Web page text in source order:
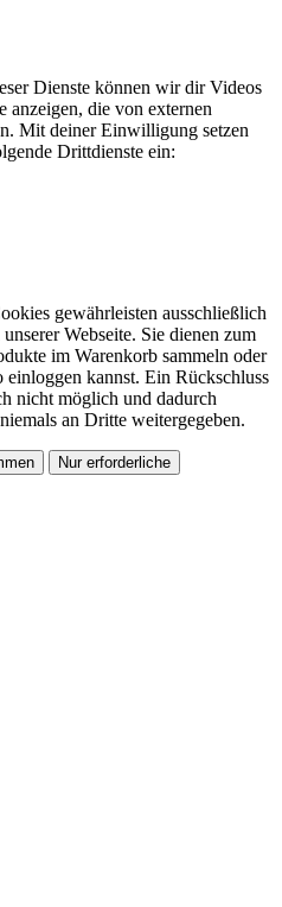
Dienste können wir dir Videos
anzeigen, die von externen
Mit deiner Einwilligung setzen
Drittdienste ein:
gewährleisten ausschließlich
Webseite. Sie dienen zum
im Warenkorb sammeln oder
kannst. Ein Rückschluss
nicht möglich und dadurch
an Dritte weitergegeben.
Nur erforderliche